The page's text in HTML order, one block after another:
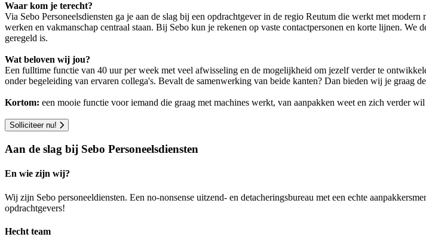
Waar kom je terecht?
Via Sebo Personeelsdiensten ga je aan de slag bij een opdrachtgever in de regio Reutum die werkt met
werken en vakmanschap centraal staan. Bij Sebo kun je rekenen op vaste contactpersonen en korte lijnen.
geregeld is.
Wat beloven wij jou?
Een fulltime functie van 40 uur per week met veel afwisseling en de mogelijkheid om jezelf verder te
onder begeleiding van ervaren collega's. Bevalt de samenwerking van beide kanten? Dan bieden wij je graag
Kortom: een mooie functie voor iemand die graag met machines werkt, van aanpakken weet en zich verder
Solliciteer nu!
Aan de slag bij Sebo Personeelsdiensten
En wie zijn wij?
Wij zijn Sebo personeeldiensten. Een no-nonsense uitzend- en detacheringsbureau met een echte
opdrachtgevers!
Hecht team